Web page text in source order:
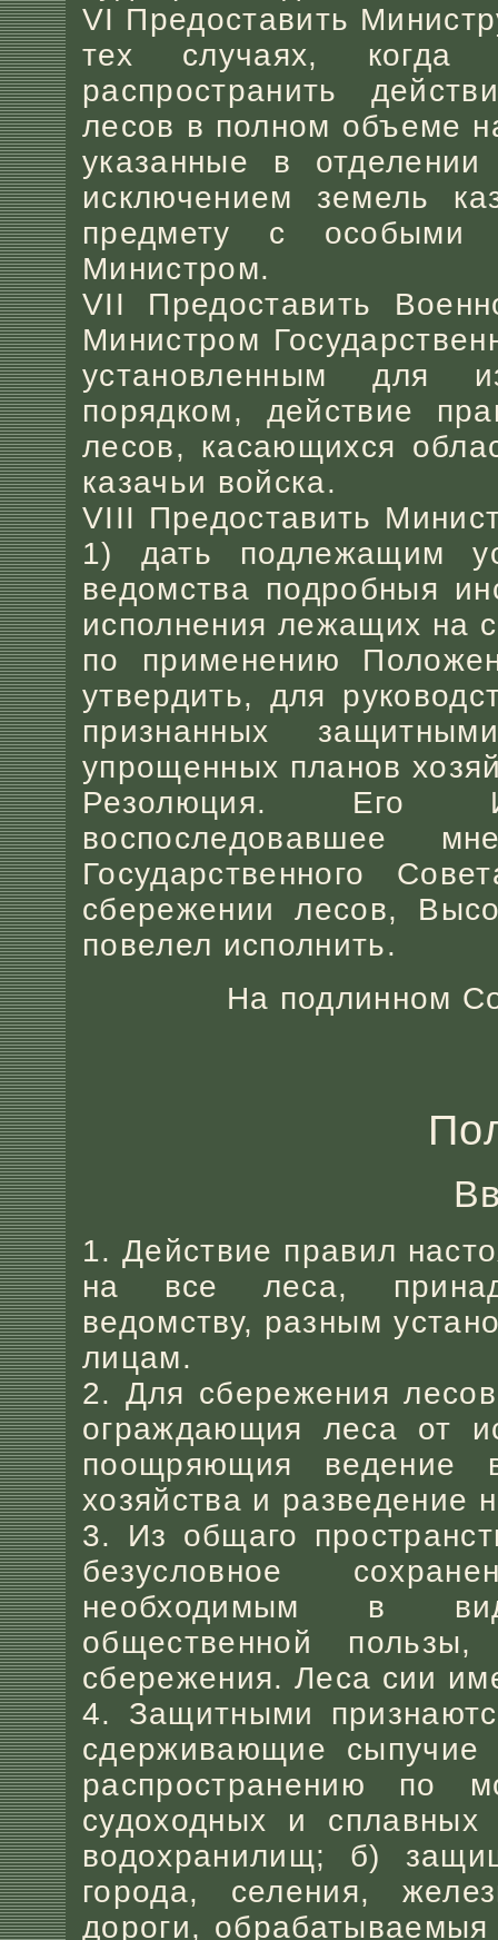
VI Предоставить
тех случаях, когда
распространить
лесов в полном объеме
указанные в
исключением земель
предмету с особыми
Министром.
VII Предоставить
Министром
установленным для
порядком, действие
лесов, касающихся
казачьи войска.
VIII Предоставить
1) дать подлежащим
ведомства подробныя
исполнения лежащих на
по применению
утвердить, для
признанных
упрощенных планов
Резолюция. Его
воспоследовавшее
Государственного
сбережении лесов,
повелел исполнить.
На подлинном
1. Действие правил
на все леса,
ведомству, разным
лицам.
2. Для сбережения
ограждающия леса от
поощряющия ведение
хозяйства и разведение
3. Из общаго
безусловное
необходимым в
общественной
сбережения. Леса сии
4. Защитными
сдерживающие сыпучие
распространению по
судоходных и сплавных
водохранилищ; б)
города, селения,
дороги,